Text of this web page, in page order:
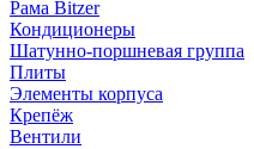
Рама Bitzer
Кондиционеры
Шатунно-поршневая группа
Плиты
Элементы корпуса
Крепёж
Вентили